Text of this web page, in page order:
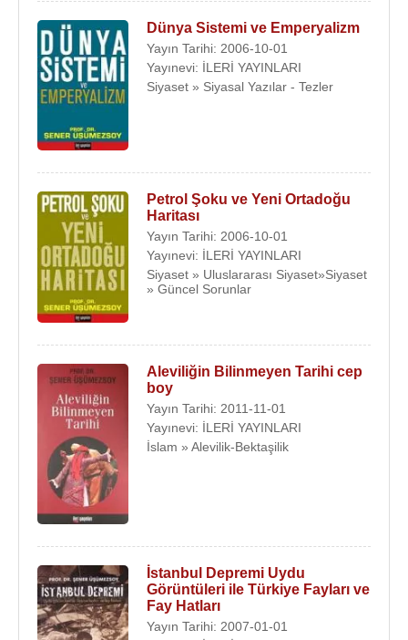
Dünya Sistemi ve Emperyalizm
Yayın Tarihi: 2006-10-01
Yayınevi: İLERİ YAYINLARI
Siyaset » Siyasal Yazılar - Tezler
Petrol Şoku ve Yeni Ortadoğu
Haritası
Yayın Tarihi: 2006-10-01
Yayınevi: İLERİ YAYINLARI
Siyaset » Uluslararası Siyaset»Siyaset
» Güncel Sorunlar
Aleviliğin Bilinmeyen Tarihi cep
boy
Yayın Tarihi: 2011-11-01
Yayınevi: İLERİ YAYINLARI
İslam » Alevilik-Bektaşilik
İstanbul Depremi Uydu
Görüntüleri ile Türkiye Fayları ve
Fay Hatları
Yayın Tarihi: 2007-01-01